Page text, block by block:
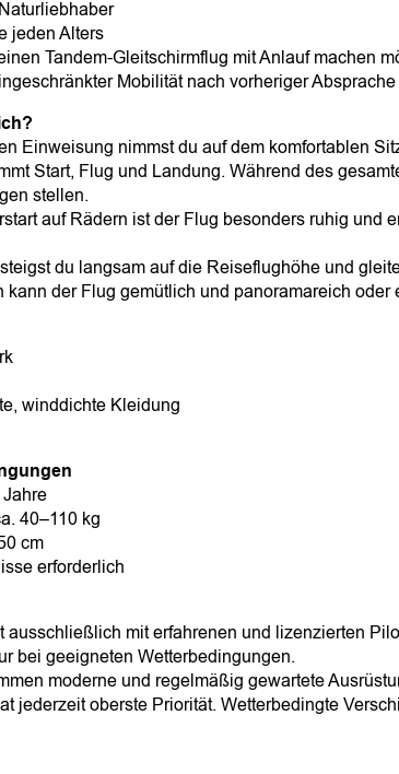
jeden Alters
Tandem-Gleitschirmflug mit Anlauf machen
Mobilität nach vorheriger Absprache
Einweisung nimmst du auf dem komfortablen
Start, Flug und Landung. Während des
stellen.
auf Rädern ist der Flug besonders ruhig und
du langsam auf die Reiseflughöhe und
kann der Flug gemütlich und panoramareich
winddichte Kleidung
40–110 kg
cm
erforderlich
ausschließlich mit erfahrenen und lizenzierten
bei geeigneten Wetterbedingungen.
moderne und regelmäßig gewartete
jederzeit oberste Priorität. Wetterbedingte